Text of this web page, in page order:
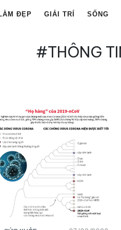
ĐẸP GIẢI TRÍ SỐNG
#THÔNG